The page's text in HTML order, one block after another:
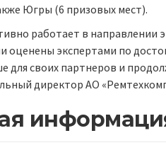
Югры (6 призовых мест).
работает в направлении
оценены экспертами по
для своих партнеров и
директор АО